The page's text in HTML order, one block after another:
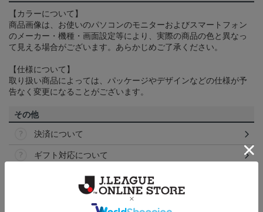
【カラーについて】
商品画像は、お使いのパソコンのモニターおよびスマートフォン
のメーカー・機種・画面設定等により、実際の商品の色と異なっ
て見える場合がございます。あらかじめご了承ください。
【仕様について】
取り扱い商品によっては、パッケージやデザインなどの仕様が予
告なく変更になることがございます。
その他
決済について
ギフト対応について